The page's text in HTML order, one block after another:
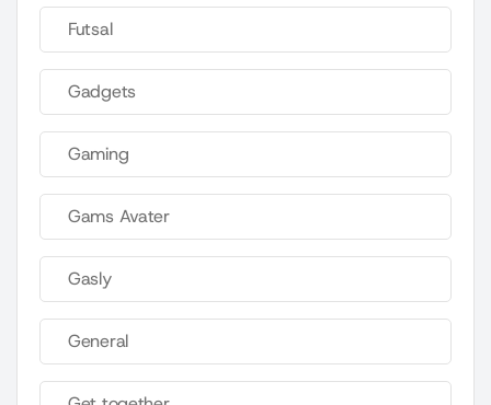
Futsal
Gadgets
Gaming
Gams Avater
Gasly
General